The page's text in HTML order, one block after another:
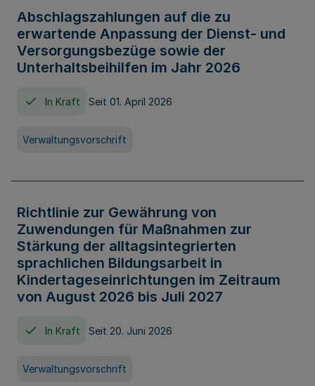
Abschlagszahlungen auf die zu
erwartende Anpassung der Dienst- und
Versorgungsbezüge sowie der
Unterhaltsbeihilfen im Jahr 2026
In Kraft Seit 01. April 2026
Verwaltungsvorschrift
Richtlinie zur Gewährung von
Zuwendungen für Maßnahmen zur
Stärkung der alltagsintegrierten
sprachlichen Bildungsarbeit in
Kindertageseinrichtungen im Zeitraum
von August 2026 bis Juli 2027
In Kraft Seit 20. Juni 2026
Verwaltungsvorschrift